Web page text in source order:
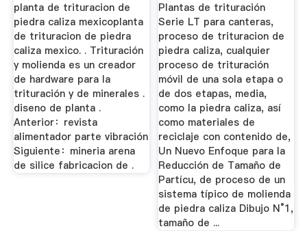
planta de trituracion de
piedra caliza mexicoplanta
de trituracion de piedra
caliza mexico. . Trituración
y molienda es un creador
de hardware para la
trituración y de minerales .
diseno de planta .
Anterior：revista
alimentador parte vibración
Siguiente：mineria arena
de silice fabricacion de .
Plantas de trituración
Serie LT para canteras,
proceso de trituracion de
piedra caliza, cualquier
proceso de trituración
móvil de una sola etapa o
de dos etapas, media,
como la piedra caliza, así
como materiales de
reciclaje con contenido de,
Un Nuevo Enfoque para la
Reducción de Tamaño de
Partícu, de proceso de un
sistema típico de molienda
de piedra caliza Dibujo N°1,
tamaño de ...